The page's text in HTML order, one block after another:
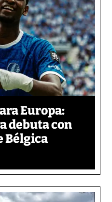
Europa:
debuta con
Bélgica